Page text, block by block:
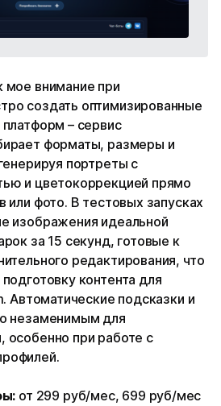
мое внимание при
создать оптимизированные
– сервис
форматы, размеры и
портреты с
и цветокоррекцией прямо
или фото. В тестовых запусках
изображения идеальной
за 15 секунд, готовые к
редактирования, что
контента для
Автоматические подсказки и
незаменимым для
при работе с
от 299 руб/мес, 699 руб/мес